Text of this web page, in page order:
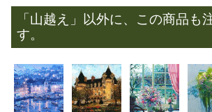
「山越え」以外に、この商品も
す。